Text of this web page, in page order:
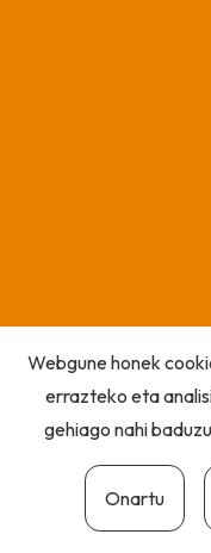
Webgune honek
errazteko eta
gehiago nahi
Onartu